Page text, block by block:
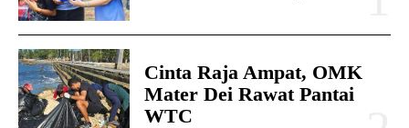
Cinta Raja Ampat, OMK
Mater Dei Rawat Pantai
WTC